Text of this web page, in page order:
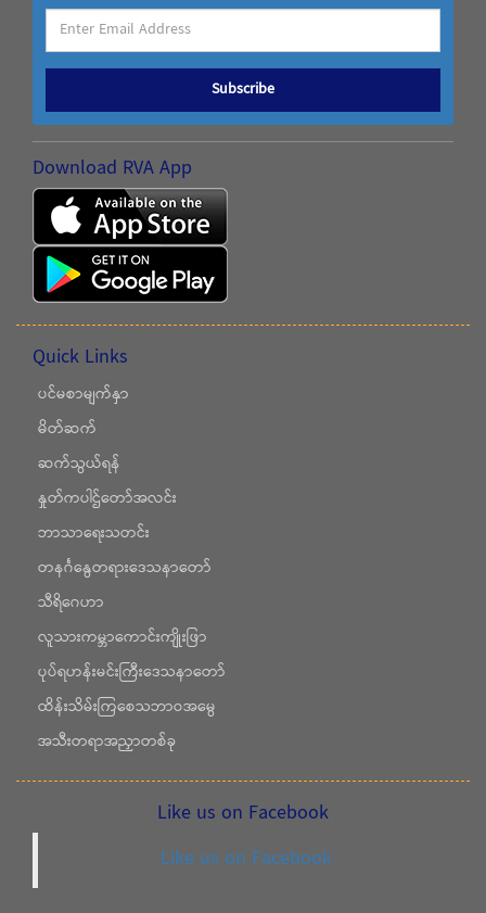
Subscribe
Download RVA App
Quick Links
ပင်မစာမျက်နှာ
မိတ်ဆက်
ဆက်သွယ်ရန်
နှုတ်ကပါဌ်တော်အလင်း
ဘာသာရေးသတင်း
တနင်္ဂနွေတရားဒေသနာတော်
သီရိဂေဟာ
လူသားကမ္ဘာကောင်းကျိုးဖြာ
ပုပ်ရဟန်းမင်းကြီးဒေသနာတော်
ထိန်းသိမ်းကြစေသဘာဝအမွေ
အသီးတရာအညှာတစ်ခု
Like us on Facebook
Like us on Facebook